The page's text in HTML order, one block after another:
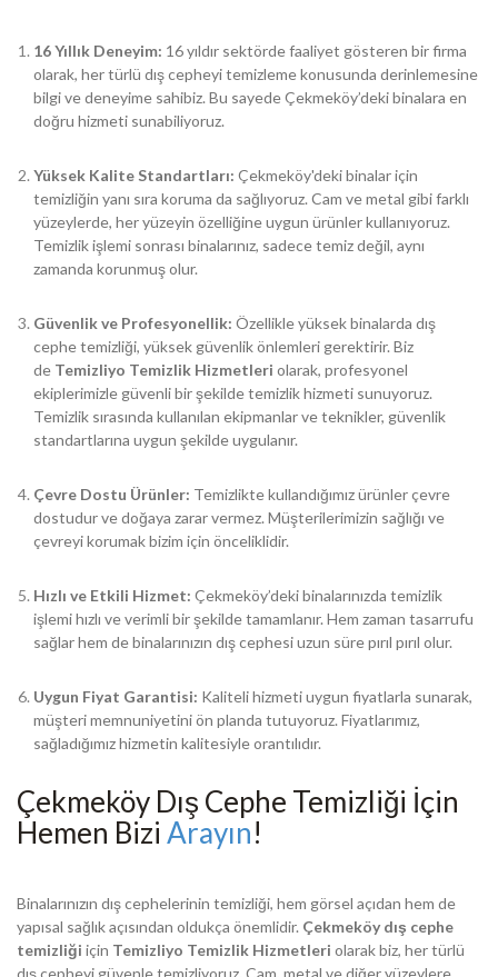
16 Yıllık Deneyim: 16 yıldır sektörde faaliyet gösteren bir firma
olarak, her türlü dış cepheyi temizleme konusunda derinlemesine
bilgi ve deneyime sahibiz. Bu sayede Çekmeköy’deki binalara en
doğru hizmeti sunabiliyoruz.
Yüksek Kalite Standartları: Çekmeköy'deki binalar için
temizliğin yanı sıra koruma da sağlıyoruz. Cam ve metal gibi farklı
yüzeylerde, her yüzeyin özelliğine uygun ürünler kullanıyoruz.
Temizlik işlemi sonrası binalarınız, sadece temiz değil, aynı
zamanda korunmuş olur.
Güvenlik ve Profesyonellik: Özellikle yüksek binalarda dış
cephe temizliği, yüksek güvenlik önlemleri gerektirir. Biz
de Temizliyo Temizlik Hizmetleri olarak, profesyonel
ekiplerimizle güvenli bir şekilde temizlik hizmeti sunuyoruz.
Temizlik sırasında kullanılan ekipmanlar ve teknikler, güvenlik
standartlarına uygun şekilde uygulanır.
Çevre Dostu Ürünler: Temizlikte kullandığımız ürünler çevre
dostudur ve doğaya zarar vermez. Müşterilerimizin sağlığı ve
çevreyi korumak bizim için önceliklidir.
Hızlı ve Etkili Hizmet: Çekmeköy’deki binalarınızda temizlik
işlemi hızlı ve verimli bir şekilde tamamlanır. Hem zaman tasarrufu
sağlar hem de binalarınızın dış cephesi uzun süre pırıl pırıl olur.
Uygun Fiyat Garantisi: Kaliteli hizmeti uygun fiyatlarla sunarak,
müşteri memnuniyetini ön planda tutuyoruz. Fiyatlarımız,
sağladığımız hizmetin kalitesiyle orantılıdır.
Çekmeköy Dış Cephe Temizliği İçin
Hemen Bizi Arayın!
Binalarınızın dış cephelerinin temizliği, hem görsel açıdan hem de
yapısal sağlık açısından oldukça önemlidir. Çekmeköy dış cephe
temizliği için Temizliyo Temizlik Hizmetleri olarak biz, her türlü